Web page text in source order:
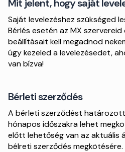
Mit jelent, hogy saját
Saját levelezéshez szükséged
Bérlés esetén az MX
beállításait kell megadnod
úgy kezeled a levelezésedet,
van bízva!
Bérleti szerződés
A bérleti szerződést határozott
hónapos időszakra lehet
előtt lehetőség van az aktuális
bélreti szerződés megkötésére.